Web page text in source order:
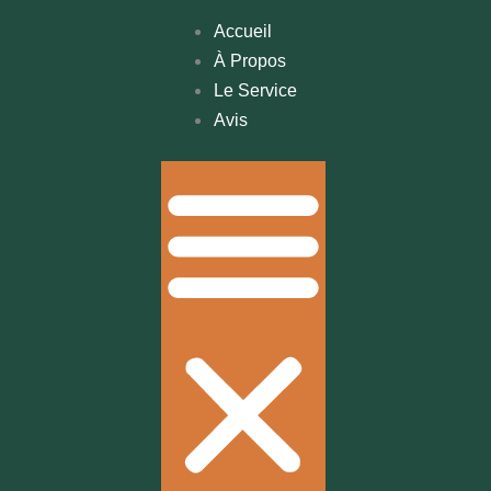
Accueil
À Propos
Le Service
Avis